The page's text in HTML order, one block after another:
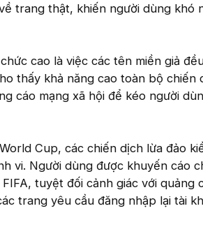
trang thật, khiến người dùng khó
cao là việc các tên miền giả
thấy khả năng cao toàn bộ chiến
cáo mạng xã hội để kéo người
Cup, các chiến dịch lừa đảo
vi. Người dùng được khuyến cáo
tuyệt đối cảnh giác với quảng
trang yêu cầu đăng nhập lại tài